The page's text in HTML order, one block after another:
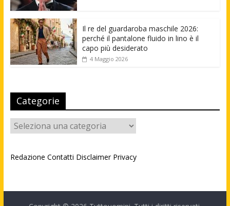
Il re del guardaroba maschile 2026:
perché il pantalone fluido in lino è il
capo più desiderato
4 Maggio 2026
Categorie
Categorie
Redazione Contatti Disclaimer Privacy